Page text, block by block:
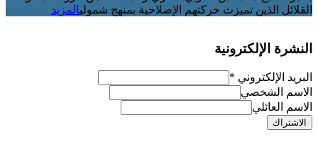
القلائل الذين تميزت حركتهم الإصلاحية بمنهج شموليالمزيد
النشرة الإلكترونية
البريد الإلكتروني *
الاسم الشخصي
الاسم العائلي